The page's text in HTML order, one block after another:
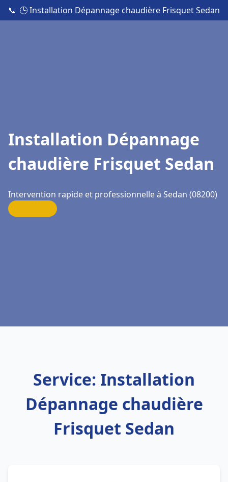
📞 🕒 Installation Dépannage chaudière Frisquet Sedan
Installation Dépannage
chaudière Frisquet Sedan
Intervention rapide et professionnelle à Sedan (08200)
Service: Installation
Dépannage chaudière
Frisquet Sedan